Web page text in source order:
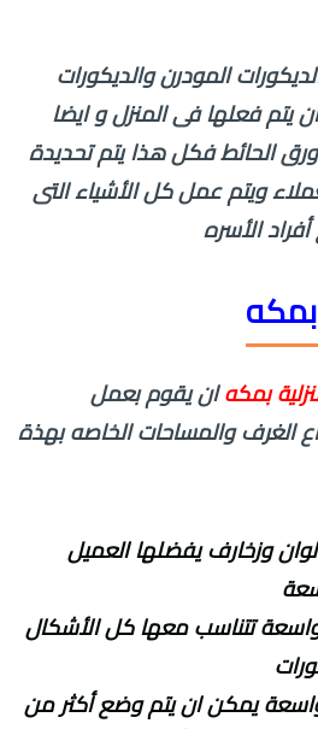
المودرن والديكورات
يتم فعلها فى المنزل و ايضا
الحائط فكل هذا يتم تحديدة
ويتم عمل كل الأشياء التى
الأسره
بمكهان يقوم بعمل
الغرف والمساحات الخاصه بهذة
وزخارف يفضلها العميل
تتناسب معها كل الأشكال
يمكن ان يتم وضع أكثر من